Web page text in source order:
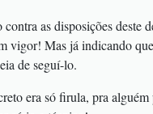
as disposições deste
vigor! Mas já indicando
de seguí-lo.
era só firula, pra alguém